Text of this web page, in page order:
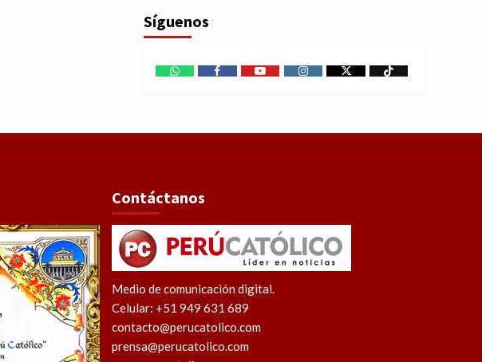
Síguenos
WhatsAppFacebookYoutubeInstagram
X TikTok
Contáctanos
Medio de comunicación digital.
Celular: +51 949 631 689
contacto@perucatolico.com
prensa@perucatolico.com